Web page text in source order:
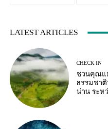
LATEST ARTICLES
CHECK IN
ชวนคุณแ
ธรรมชา
น่าน ระห